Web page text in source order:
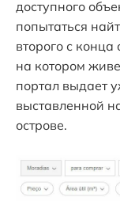
доступного
попытаться
второго с
на котором
портал выдает
выставленной
острове.